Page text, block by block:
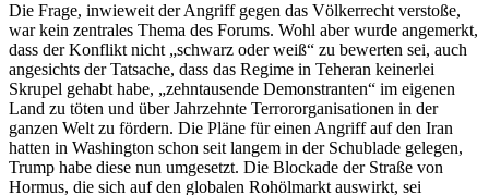
Die Frage, inwieweit der Angriff gegen das Völkerrecht verstoße,
war kein zentrales Thema des Forums. Wohl aber wurde angemerkt,
dass der Konflikt nicht „schwarz oder weiß“ zu bewerten sei, auch
angesichts der Tatsache, dass das Regime in Teheran keinerlei
Skrupel gehabt habe, „zehntausende Demonstranten“ im eigenen
Land zu töten und über Jahrzehnte Terrororganisationen in der
ganzen Welt zu fördern. Die Pläne für einen Angriff auf den Iran
hatten in Washington schon seit langem in der Schublade gelegen,
Trump habe diese nun umgesetzt. Die Blockade der Straße von
Hormus, die sich auf den globalen Rohölmarkt auswirkt, sei